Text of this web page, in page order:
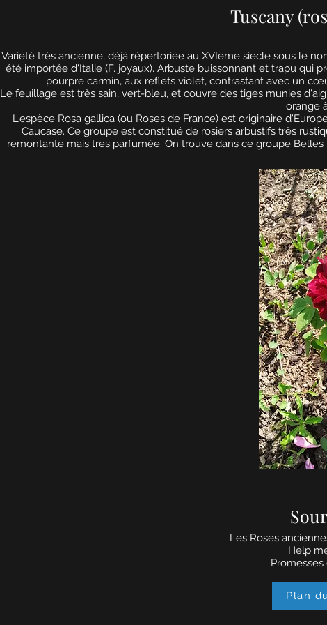
Tuscany
Variété très ancienne, déjà répertoriée au XVIème siècle sous le
été importée d'Italie (F. joyaux). Arbuste buissonnant et trapu qui
pourpre carmin, aux reflets violet, contrastant avec un
Le feuillage est très sain, vert-bleu, et couvre des tiges munies
orange
L'espèce Rosa gallica (ou Roses de France) est originaire
Caucase. Ce groupe est constitué de rosiers arbustifs très
remontante mais très parfumée. On trouve dans ce groupe
Les Roses
Help
Plan